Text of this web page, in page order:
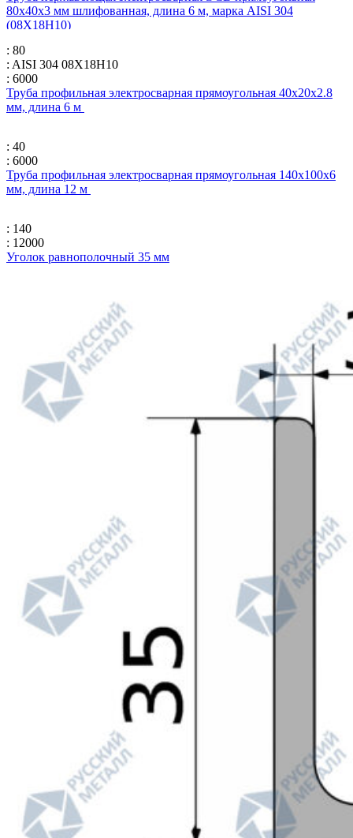
80х40х3 мм шлифованная, длина 6 м, марка AISI 304
(08Х18Н10)
: 80
: AISI 304 08Х18Н10
: 6000
Труба профильная электросварная прямоугольная 40х20х2.8
мм, длина 6 м
: 40
: 6000
Труба профильная электросварная прямоугольная 140х100х6
мм, длина 12 м
: 140
: 12000
Уголок равнополочный 35 мм